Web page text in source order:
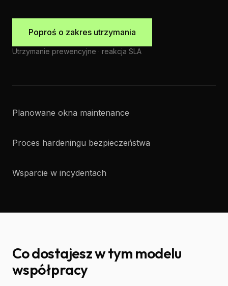
Poproś o zakres utrzymania
Utrzymanie prewencyjne · reakcja SLA
Planowane okna maintenance
Proces hardeningu bezpieczeństwa
Wsparcie w incydentach
Co dostajesz w tym modelu
współpracy